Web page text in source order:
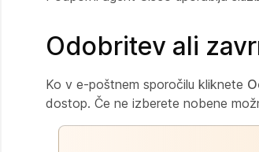
Odobritev ali
Ko v e-poštnem sporočilu kliknete
dostop. Če ne izberete nobene